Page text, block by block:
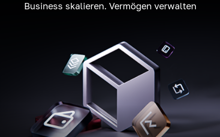
Business skalieren. Vermögen verwalten